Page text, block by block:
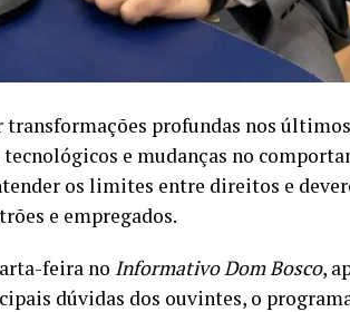
transformações profundas nos
e mudanças no
os limites entre direitos e
e empregados.
feira no Informativo Dom Bosco,
dúvidas dos ouvintes, o